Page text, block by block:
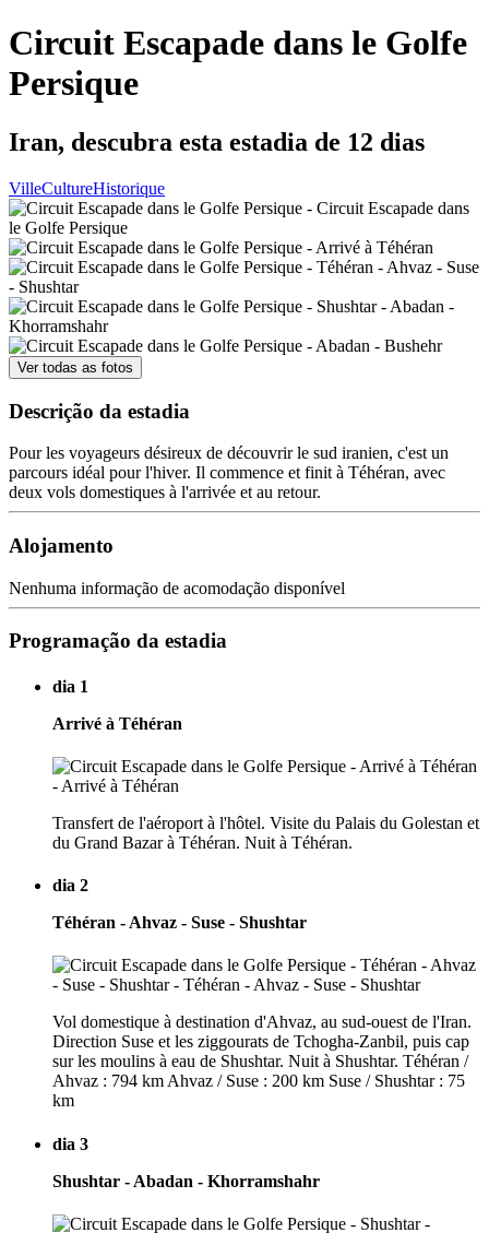
Circuit Escapade dans le Golfe
Persique
Iran, descubra esta estadia de 12 dias
VilleCultureHistorique
Ver todas as fotos
Descrição da estadia
Pour les voyageurs désireux de découvrir le sud iranien, c'est un
parcours idéal pour l'hiver. Il commence et finit à Téhéran, avec
deux vols domestiques à l'arrivée et au retour.
Alojamento
Nenhuma informação de acomodação disponível
Programação da estadia
dia 1
Arrivé à Téhéran
Transfert de l'aéroport à l'hôtel. Visite du Palais du Golestan et
du Grand Bazar à Téhéran. Nuit à Téhéran.
dia 2
Téhéran - Ahvaz - Suse - Shushtar
Vol domestique à destination d'Ahvaz, au sud-ouest de l'Iran.
Direction Suse et les ziggourats de Tchogha-Zanbil, puis cap
sur les moulins à eau de Shushtar. Nuit à Shushtar. Téhéran /
Ahvaz : 794 km Ahvaz / Suse : 200 km Suse / Shushtar : 75
km
dia 3
Shushtar - Abadan - Khorramshahr